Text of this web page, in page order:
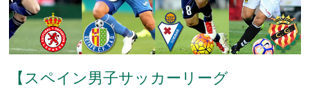
【スペイン男子サッカーリーグ